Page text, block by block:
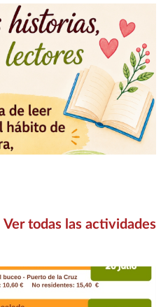
Ver todas las actividades